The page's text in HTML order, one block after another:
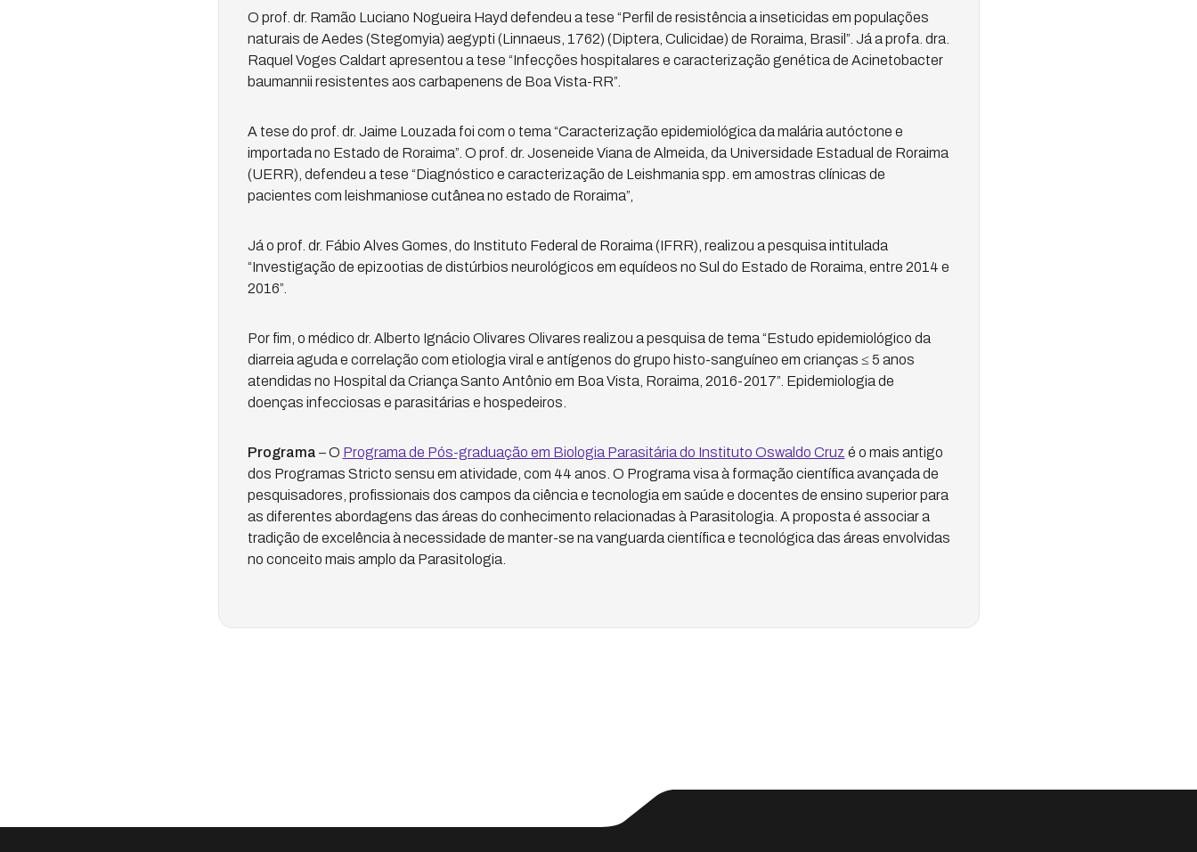
O prof. dr. Ramão Luciano Nogueira Hayd defendeu a tese “Perfil de resistência a inseticidas em populações
naturais de Aedes (Stegomyia) aegypti (Linnaeus, 1762) (Diptera, Culicidae) de Roraima, Brasil”. Já a profa. dra.
Raquel Voges Caldart apresentou a tese “Infecções hospitalares e caracterização genética de Acinetobacter
baumannii resistentes aos carbapenens de Boa Vista-RR”.
A tese do prof. dr. Jaime Louzada foi com o tema “Caracterização epidemiológica da malária autóctone e
importada no Estado de Roraima”. O prof. dr. Joseneide Viana de Almeida, da Universidade Estadual de Roraima
(UERR), defendeu a tese “Diagnóstico e caracterização de Leishmania spp. em amostras clínicas de
pacientes com leishmaniose cutânea no estado de Roraima”,
Já o prof. dr. Fábio Alves Gomes, do Instituto Federal de Roraima (IFRR), realizou a pesquisa intitulada
“Investigação de epizootias de distúrbios neurológicos em equídeos no Sul do Estado de Roraima, entre 2014 e
2016”.
Por fim, o médico dr. Alberto Ignácio Olivares Olivares realizou a pesquisa de tema “Estudo epidemiológico da
diarreia aguda e correlação com etiologia viral e antígenos do grupo histo-sanguíneo em crianças ≤ 5 anos
atendidas no Hospital da Criança Santo Antônio em Boa Vista, Roraima, 2016-2017”. Epidemiologia de
doenças infecciosas e parasitárias e hospedeiros.
Programa – O Programa de Pós-graduação em Biologia Parasitária do Instituto Oswaldo Cruz é o mais antigo
dos Programas Stricto sensu em atividade, com 44 anos. O Programa visa à formação científica avançada de
pesquisadores, profissionais dos campos da ciência e tecnologia em saúde e docentes de ensino superior para
as diferentes abordagens das áreas do conhecimento relacionadas à Parasitologia. A proposta é associar a
tradição de excelência à necessidade de manter-se na vanguarda científica e tecnológica das áreas envolvidas
no conceito mais amplo da Parasitologia.